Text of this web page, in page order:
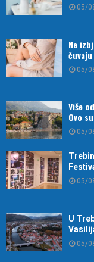
05/
Ne
05/
Više
Ovo
05/
05/
U
05/